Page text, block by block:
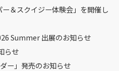
＆スクイジー体験会」を開催し
Summer 出展のお知らせ
らせ
ー」発売のお知らせ